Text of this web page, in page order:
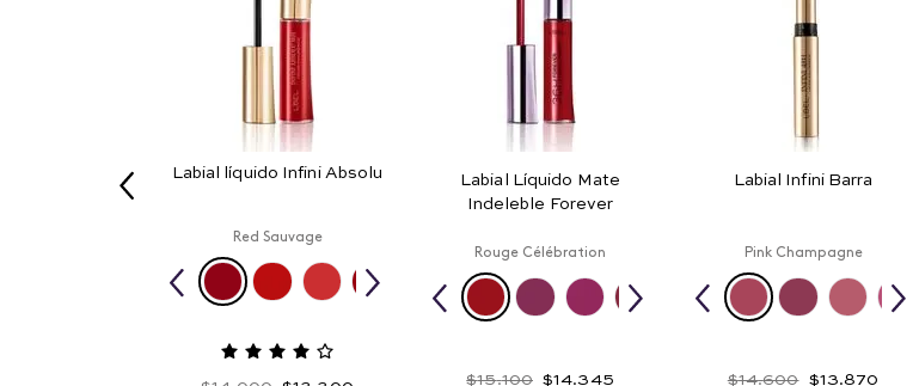
Labial líquido Infini Absolu
Red Sauvage
Labial Líquido Mate
Indeleble Forever
Rouge Célébration
$15.100 $14.345
Labial Infini Barra
Pink Champagne
$14.600 $13.870